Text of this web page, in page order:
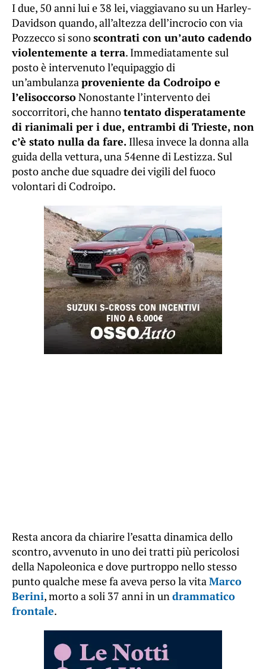
I due, 50 anni lui e 38 lei, viaggiavano su un Harley-
Davidson quando, all’altezza dell’incrocio con via
Pozzecco si sonoscontrati con un’auto cadendo
violentemente a terra. Immediatamente sul
posto è intervenuto l’equipaggio di
un’ambulanzaproveniente da Codroipo e
l’elisoccorsoNonostante l’intervento dei
soccorritori, che hannotentato disperatamente
di rianimali per i due, entrambi di Trieste, non
c’è stato nulla da fare. Illesa invece la donna alla
guida della vettura, una 54enne di Lestizza. Sul
posto anche due squadre dei vigili del fuoco
volontari di Codroipo.
Resta ancora da chiarire l’esatta dinamica dello
scontro, avvenuto in uno dei tratti più pericolosi
della Napoleonica e dove purtroppo nello stesso
punto qualche mese fa aveva perso la vitaMarco
Berini, morto a soli 37 anni in undrammatico
frontale.